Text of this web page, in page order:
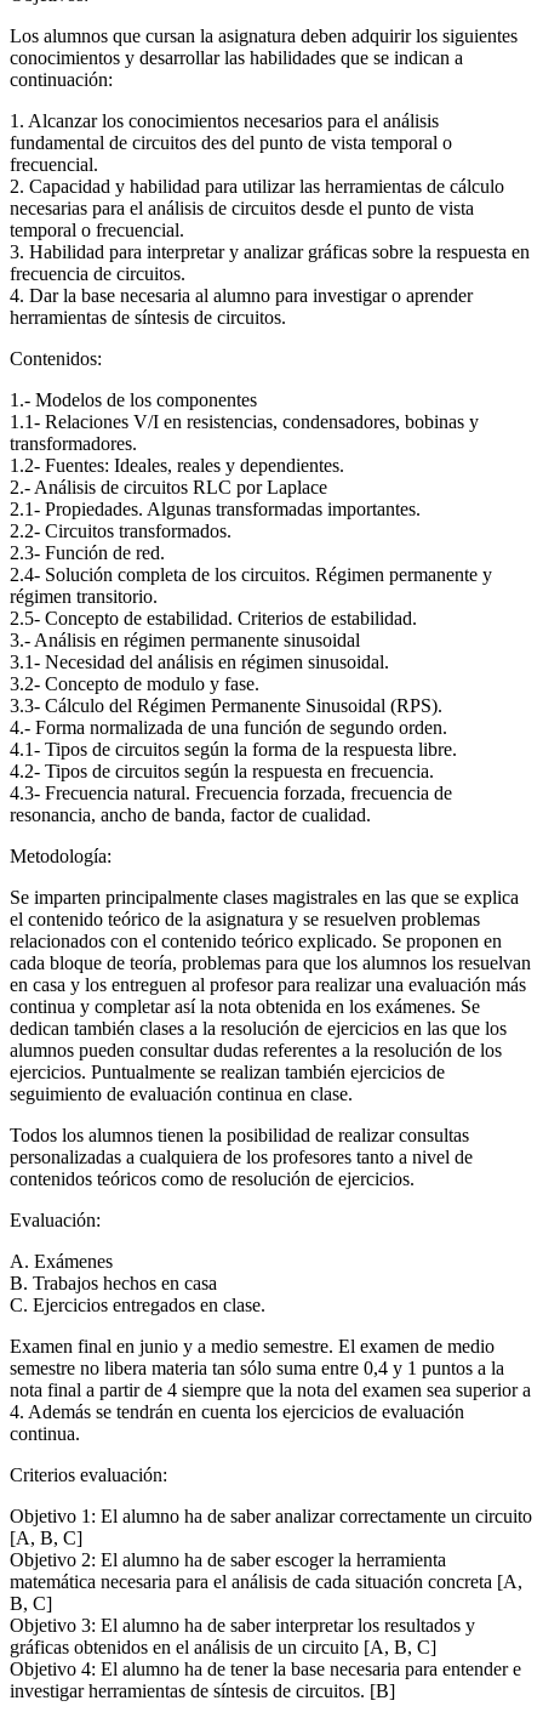
Los alumnos que cursan la asignatura deben adquirir los siguientes
conocimientos y desarrollar las habilidades que se indican a
continuación:
1. Alcanzar los conocimientos necesarios para el análisis
fundamental de circuitos des del punto de vista temporal o
frecuencial.
2. Capacidad y habilidad para utilizar las herramientas de cálculo
necesarias para el análisis de circuitos desde el punto de vista
temporal o frecuencial.
3. Habilidad para interpretar y analizar gráficas sobre la respuesta en
frecuencia de circuitos.
4. Dar la base necesaria al alumno para investigar o aprender
herramientas de síntesis de circuitos.
Contenidos:
1.- Modelos de los componentes
1.1- Relaciones V/I en resistencias, condensadores, bobinas y
transformadores.
1.2- Fuentes: Ideales, reales y dependientes.
2.- Análisis de circuitos RLC por Laplace
2.1- Propiedades. Algunas transformadas importantes.
2.2- Circuitos transformados.
2.3- Función de red.
2.4- Solución completa de los circuitos. Régimen permanente y
régimen transitorio.
2.5- Concepto de estabilidad. Criterios de estabilidad.
3.- Análisis en régimen permanente sinusoidal
3.1- Necesidad del análisis en régimen sinusoidal.
3.2- Concepto de modulo y fase.
3.3- Cálculo del Régimen Permanente Sinusoidal (RPS).
4.- Forma normalizada de una función de segundo orden.
4.1- Tipos de circuitos según la forma de la respuesta libre.
4.2- Tipos de circuitos según la respuesta en frecuencia.
4.3- Frecuencia natural. Frecuencia forzada, frecuencia de
resonancia, ancho de banda, factor de cualidad.
Metodología:
Se imparten principalmente clases magistrales en las que se explica
el contenido teórico de la asignatura y se resuelven problemas
relacionados con el contenido teórico explicado. Se proponen en
cada bloque de teoría, problemas para que los alumnos los resuelvan
en casa y los entreguen al profesor para realizar una evaluación más
continua y completar así la nota obtenida en los exámenes. Se
dedican también clases a la resolución de ejercicios en las que los
alumnos pueden consultar dudas referentes a la resolución de los
ejercicios. Puntualmente se realizan también ejercicios de
seguimiento de evaluación continua en clase.
Todos los alumnos tienen la posibilidad de realizar consultas
personalizadas a cualquiera de los profesores tanto a nivel de
contenidos teóricos como de resolución de ejercicios.
Evaluación:
A. Exámenes
B. Trabajos hechos en casa
C. Ejercicios entregados en clase.
Examen final en junio y a medio semestre. El examen de medio
semestre no libera materia tan sólo suma entre 0,4 y 1 puntos a la
nota final a partir de 4 siempre que la nota del examen sea superior a
4. Además se tendrán en cuenta los ejercicios de evaluación
continua.
Criterios evaluación:
Objetivo 1: El alumno ha de saber analizar correctamente un circuito
[A, B, C]
Objetivo 2: El alumno ha de saber escoger la herramienta
matemática necesaria para el análisis de cada situación concreta [A,
B, C]
Objetivo 3: El alumno ha de saber interpretar los resultados y
gráficas obtenidos en el análisis de un circuito [A, B, C]
Objetivo 4: El alumno ha de tener la base necesaria para entender e
investigar herramientas de síntesis de circuitos. [B]